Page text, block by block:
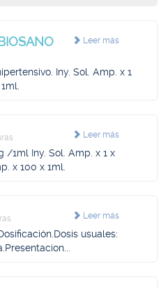
Leer más
Iny. Sol. Amp. x 1
Leer más
/1ml Iny. Sol. Amp. x 1 x
x 100 x 1ml.
Leer más
usuales: